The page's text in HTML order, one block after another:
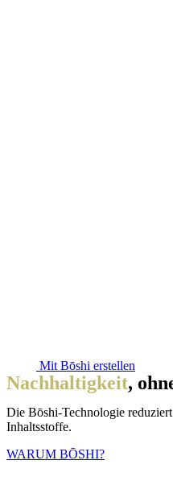
Mit Bōshi erstellen
Nachhaltigkeit,
Die Bōshi-Technologie
Inhaltsstoffe.
WARUM BŌSHI?